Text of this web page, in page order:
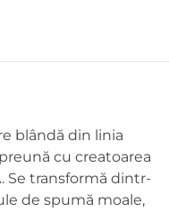
blândă din linia
cu creatoarea
Se transformă dintr-
de spumă moale,